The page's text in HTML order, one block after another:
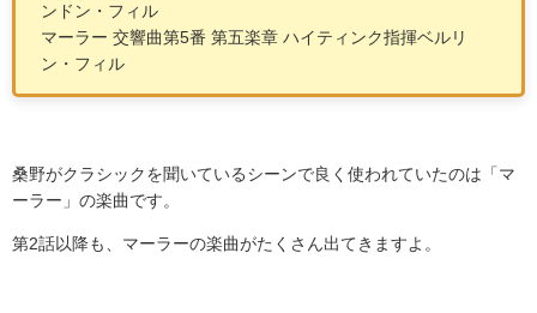
ンドン・フィル
マーラー 交響曲第5番 第五楽章 ハイティンク指揮ベルリ
ン・フィル
桑野がクラシックを聞いているシーンで良く使われていたのは「マ
ーラー」の楽曲です。
第2話以降も、マーラーの楽曲がたくさん出てきますよ。